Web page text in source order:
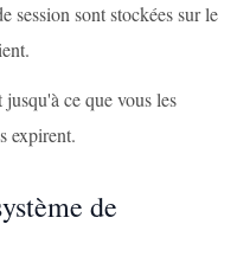
session sont stockées sur le
jusqu'à ce que vous les
expirent.
de